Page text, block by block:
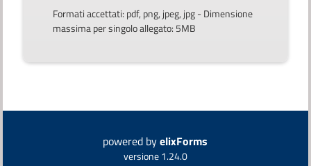
Formati accettati: pdf, png, jpeg, jpg - Dimensione
massima per singolo allegato: 5MB
powered byelixForms
versione 1.24.0